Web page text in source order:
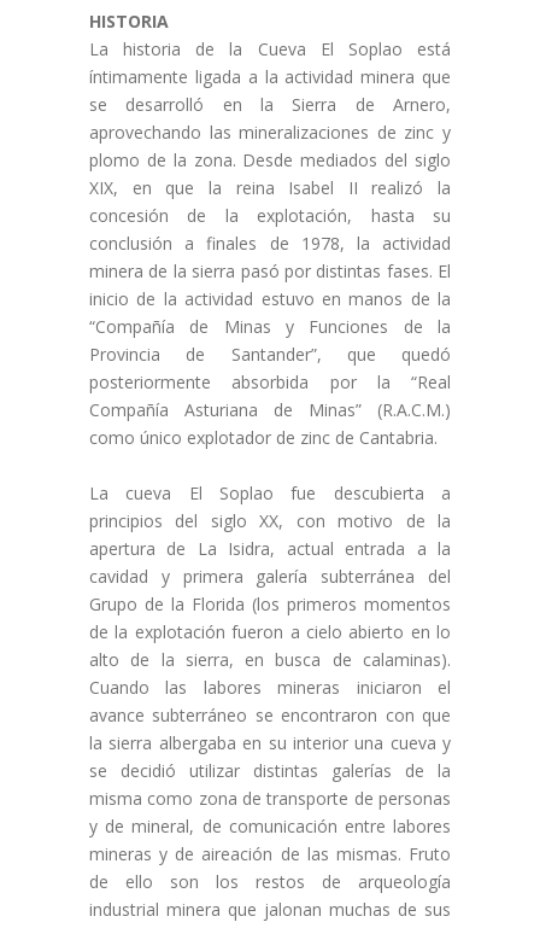
HISTORIA
La historia de la Cueva El Soplao está
íntimamente ligada a la actividad minera que
se desarrolló en la Sierra de Arnero,
aprovechando las mineralizaciones de zinc y
plomo de la zona. Desde mediados del siglo
XIX, en que la reina Isabel II realizó la
concesión de la explotación, hasta su
conclusión a finales de 1978, la actividad
minera de la sierra pasó por distintas fases. El
inicio de la actividad estuvo en manos de la
“Compañía de Minas y Funciones de la
Provincia de Santander”, que quedó
posteriormente absorbida por la “Real
Compañía Asturiana de Minas” (R.A.C.M.)
como único explotador de zinc de Cantabria.
La cueva El Soplao fue descubierta a
principios del siglo XX, con motivo de la
apertura de La Isidra, actual entrada a la
cavidad y primera galería subterránea del
Grupo de la Florida (los primeros momentos
de la explotación fueron a cielo abierto en lo
alto de la sierra, en busca de calaminas).
Cuando las labores mineras iniciaron el
avance subterráneo se encontraron con que
la sierra albergaba en su interior una cueva y
se decidió utilizar distintas galerías de la
misma como zona de transporte de personas
y de mineral, de comunicación entre labores
mineras y de aireación de las mismas. Fruto
de ello son los restos de arqueología
industrial minera que jalonan muchas de sus